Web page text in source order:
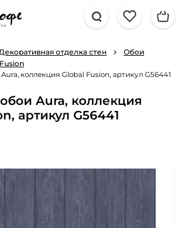
Декоративная отделка стен
Обои
коллекция Global Fusion, артикул G56441
Aura, коллекция
артикул G56441